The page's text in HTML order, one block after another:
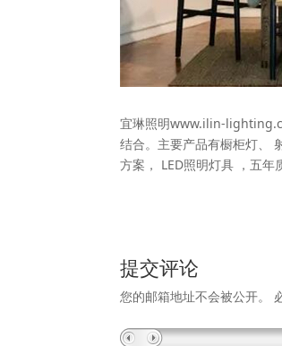
宜琳照明www.ilin-
结合。主要产品有橱柜灯、
方案， LED照明灯具 ，五年
提交评论
您的邮箱地址不会被公开。